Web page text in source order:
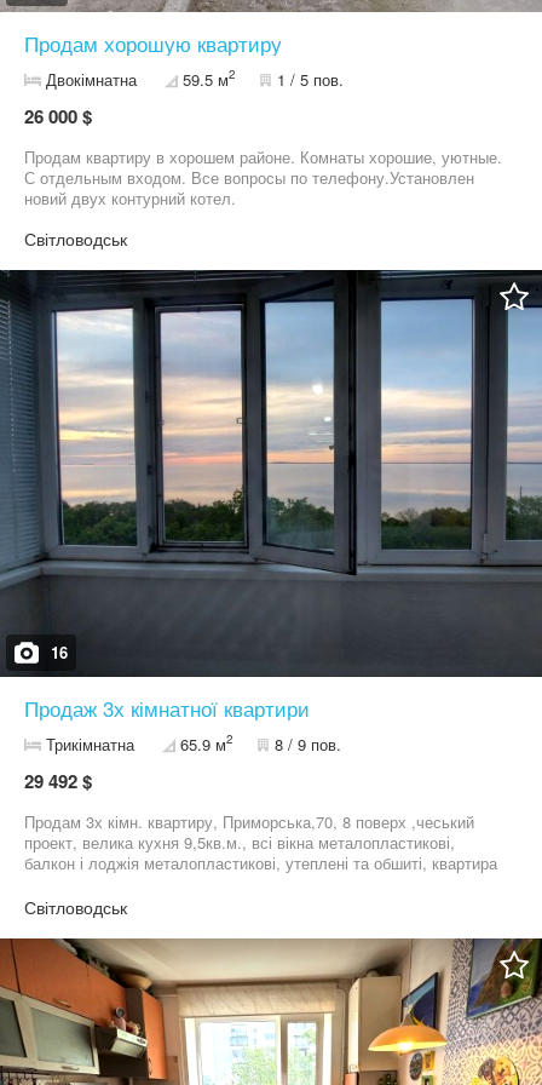
Продам хорошую квартиру
Двокімнатна 59.5 м2 1 / 5 пов.
26 000 $
Продам квартиру в хорошем районе. Комнаты хорошие, уютные.
С отдельным входом. Все вопросы по телефону.Установлен
новий двух контурний котел.
Світловодськ
16
Продаж 3х кімнатної квартири
Трикімнатна 65.9 м2 8 / 9 пов.
29 492 $
Продам 3х кімн. квартиру, Приморська,70, 8 поверх ,чеський
проект, велика кухня 9,5кв.м., всі вікна металопластикові,
балкон і лоджія металопластикові, утеплені та обшиті, квартира
інфраструктура, школа, садочок, магазини. Чудовий вигляд з
вікон, вид на море. Можливий торг.
Світловодськ